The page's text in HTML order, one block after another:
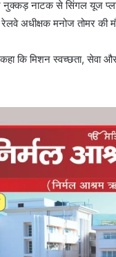
नाटक से सिंगल यूज
अधीक्षक मनोज तोमर की
कहा कि मिशन स्वच्छता, सेवा